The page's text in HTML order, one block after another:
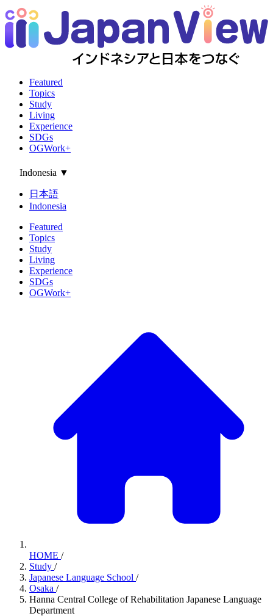
Featured
Topics
Study
Living
Experience
SDGs
OGWork+
Indonesia ▼
日本語
Indonesia
Featured
Topics
Study
Living
Experience
SDGs
OGWork+
HOME /
Study /
Japanese Language School /
Osaka /
Hanna Central College of Rehabilitation Japanese Language
Department